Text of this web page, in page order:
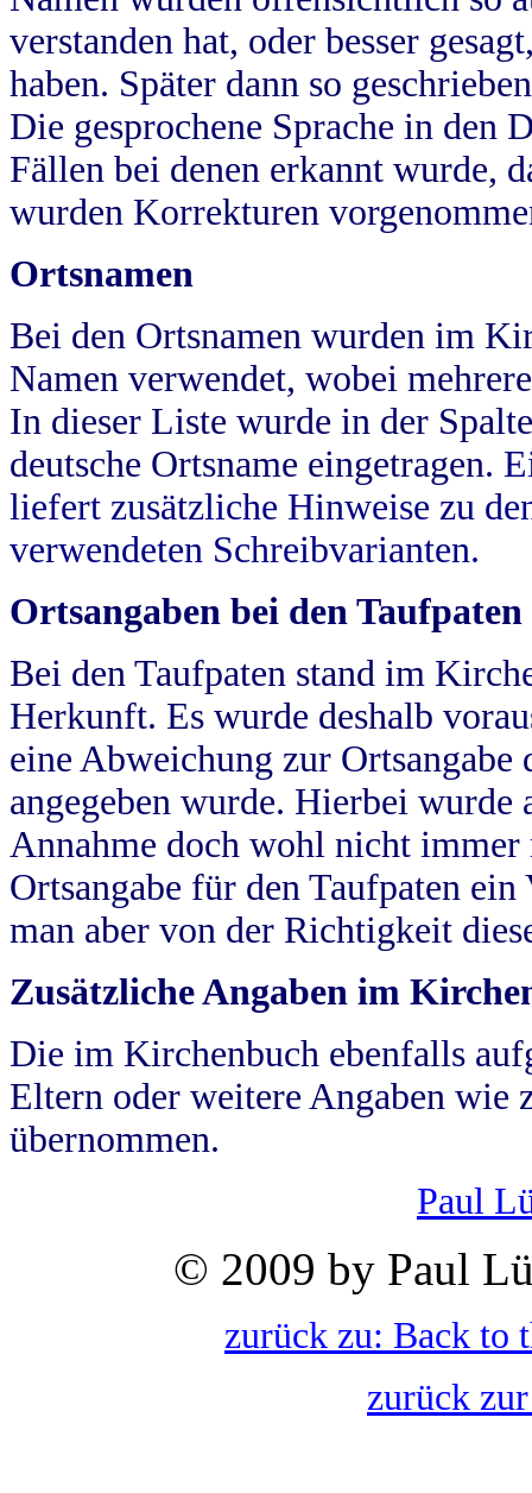
verstanden hat, oder besser
haben. Später dann so
Die gesprochene Sprache in
Fällen bei denen erkannt wurde,
wurden Korrekturen
Ortsnamen
Bei den Ortsnamen wurden im
Namen verwendet, wobei
In dieser Liste wurde in der
deutsche Ortsname eingetragen.
liefert zusätzliche Hinweise zu
verwendeten Schreibvarianten.
Ortsangaben bei den Taufpaten
Bei den Taufpaten stand im
Herkunft. Es wurde deshalb
eine Abweichung zur
angegeben wurde. Hierbei wurde
Annahme doch wohl nicht
Ortsangabe für den Taufpaten
man aber von der Richtigkeit
Zusätzliche Angaben im
Die im Kirchenbuch ebenfalls
Eltern oder weitere Angaben wie
übernommen.
Paul
© 2009 by Paul
zurück zu: Back to
zurück